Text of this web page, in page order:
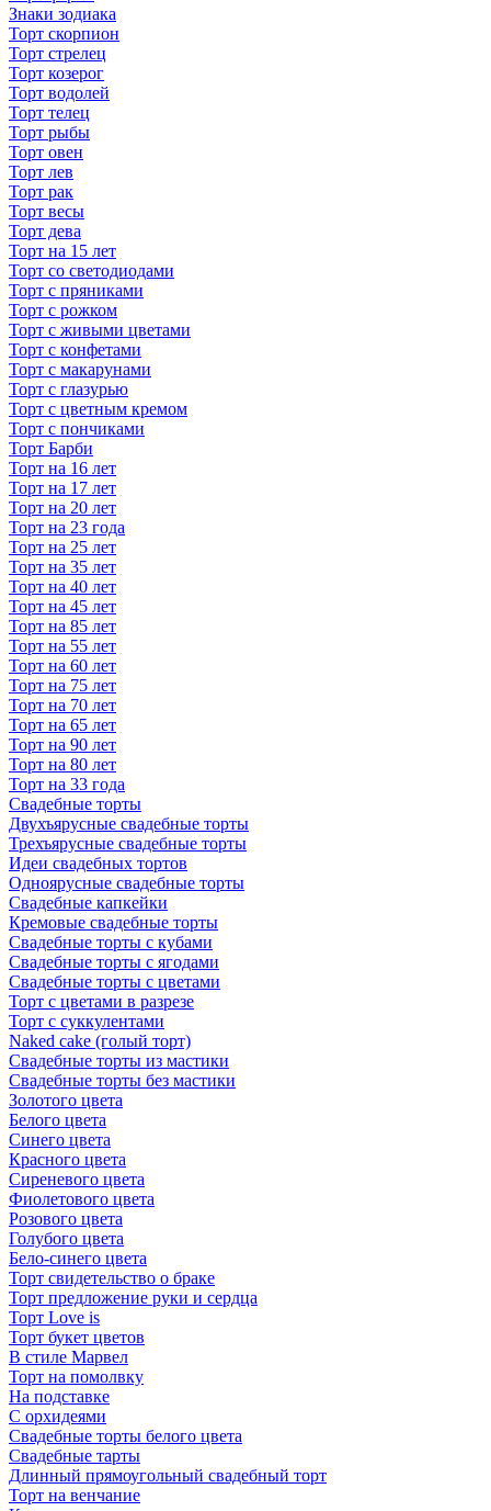
Знаки зодиака
Торт скорпион
Торт стрелец
Торт козерог
Торт водолей
Торт телец
Торт рыбы
Торт овен
Торт лев
Торт рак
Торт весы
Торт дева
Торт на 15 лет
Торт со светодиодами
Торт с пряниками
Торт с рожком
Торт с живыми цветами
Торт с конфетами
Торт с макарунами
Торт с глазурью
Торт с цветным кремом
Торт с пончиками
Торт Барби
Торт на 16 лет
Торт на 17 лет
Торт на 20 лет
Торт на 23 года
Торт на 25 лет
Торт на 35 лет
Торт на 40 лет
Торт на 45 лет
Торт на 85 лет
Торт на 55 лет
Торт на 60 лет
Торт на 75 лет
Торт на 70 лет
Торт на 65 лет
Торт на 90 лет
Торт на 80 лет
Торт на 33 года
Свадебные торты
Двухъярусные свадебные торты
Трехъярусные свадебные торты
Идеи свадебных тортов
Одноярусные свадебные торты
Свадебные капкейки
Кремовые свадебные торты
Свадебные торты с кубами
Свадебные торты с ягодами
Свадебные торты с цветами
Торт с цветами в разрезе
Торт с суккулентами
Naked cake (голый торт)
Свадебные торты из мастики
Свадебные торты без мастики
Золотого цвета
Белого цвета
Синего цвета
Красного цвета
Сиреневого цвета
Фиолетового цвета
Розового цвета
Голубого цвета
Бело-синего цвета
Торт свидетельство о браке
Торт предложение руки и сердца
Торт Love is
Торт букет цветов
В стиле Марвел
Торт на помолвку
На подставке
С орхидеями
Свадебные торты белого цвета
Свадебные тарты
Длинный прямоугольный свадебный торт
Торт на венчание